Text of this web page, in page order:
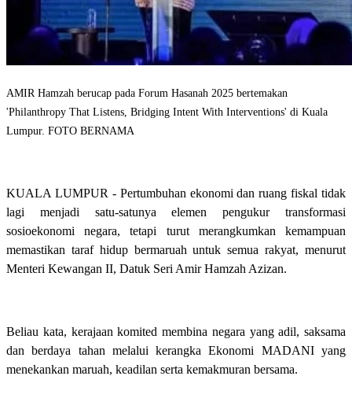
AMIR Hamzah berucap pada Forum Hasanah 2025 bertemakan
'Philanthropy That Listens, Bridging Intent With Interventions' di Kuala
Lumpur. FOTO BERNAMA
KUALA LUMPUR - Pertumbuhan ekonomi dan ruang fiskal tidak
lagi menjadi satu-satunya elemen pengukur transformasi
sosioekonomi negara, tetapi turut merangkumkan kemampuan
memastikan taraf hidup bermaruah untuk semua rakyat, menurut
Menteri Kewangan II, Datuk Seri Amir Hamzah Azizan.
Beliau kata, kerajaan komited membina negara yang adil, saksama
dan berdaya tahan melalui kerangka Ekonomi MADANI yang
menekankan maruah, keadilan serta kemakmuran bersama.